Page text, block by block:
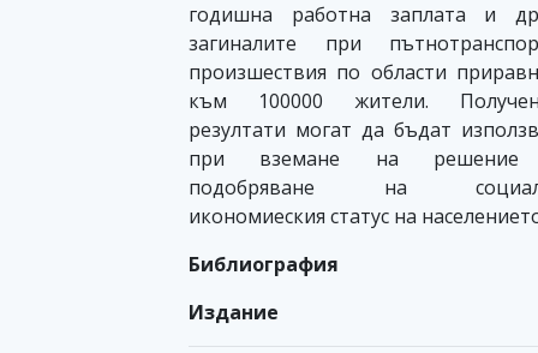
годишна работна заплата и
загиналите при
произшествия по области
към 100000 жители.
резултати могат да бъдат
при вземане на решение
подобряване на
икономиеския статус на
Библиография
Издание